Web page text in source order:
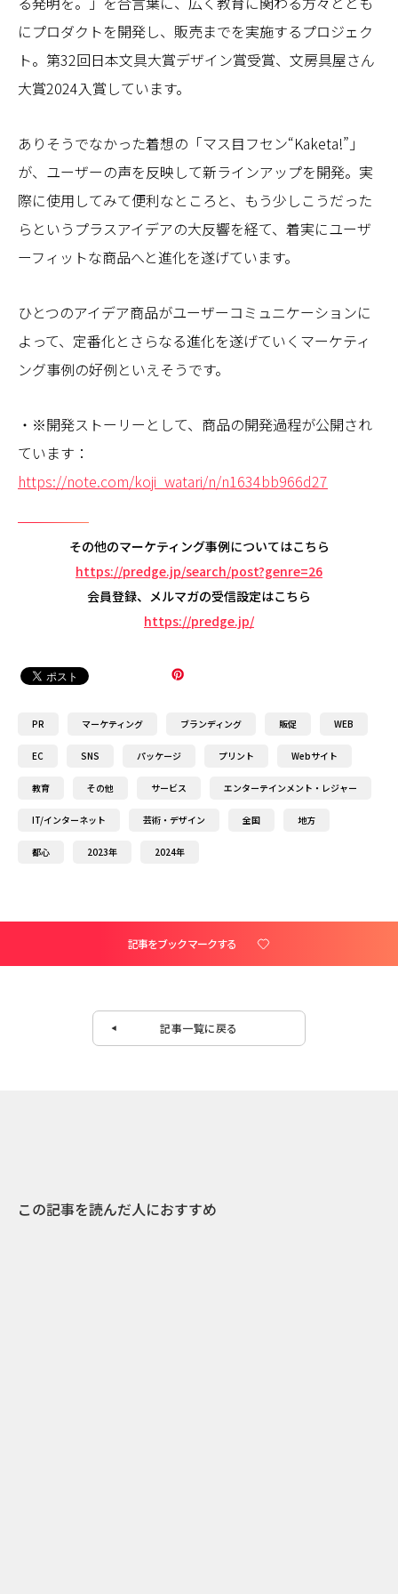
にプロダクトを開発し、販売までを実施するプロジェク
ト。第32回日本文具大賞デザイン賞受賞、文房具屋さん
大賞2024入賞しています。
ありそうでなかった着想の「マス目フセン“Kaketa!”」
が、ユーザーの声を反映して新ラインアップを開発。実
際に使用してみて便利なところと、もう少しこうだった
らというプラスアイデアの大反響を経て、着実にユーザ
ーフィットな商品へと進化を遂げています。
ひとつのアイデア商品がユーザーコミュニケーションに
よって、定番化とさらなる進化を遂げていくマーケティ
ング事例の好例といえそうです。
・※開発ストーリーとして、商品の開発過程が公開され
ています：
https://note.com/koji_watari/n/n1634bb966d27
その他のマーケティング事例についてはこちら
https://predge.jp/search/post?genre=26
会員登録、メルマガの受信設定はこちら
https://predge.jp/
PR マーケティング ブランディング 販促 WEB
EC SNS パッケージ プリント Webサイト
教育 その他 サービス エンターテインメント・レジャー
IT/インターネット 芸術・デザイン 全国 地方
都心 2023年 2024年
記事をブックマークする
記事一覧に戻る
この記事を読んだ人におすすめ